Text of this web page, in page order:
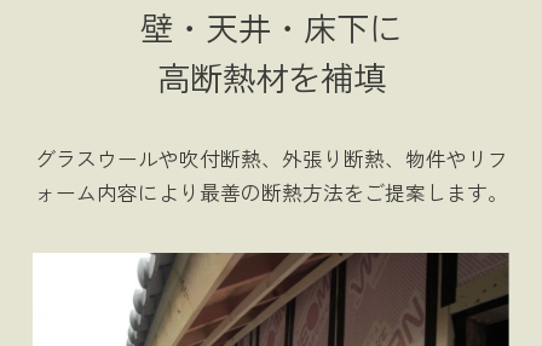
壁・天井・床下に
高断熱材を補填
グラスウールや吹付断熱、外張り断熱、物件やリフ
ォーム内容により最善の断熱方法をご提案します。